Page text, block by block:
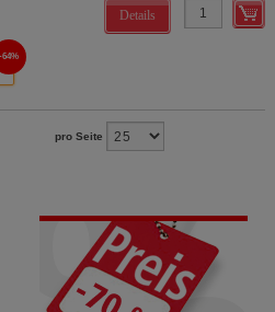
Details
64%
pro Seite